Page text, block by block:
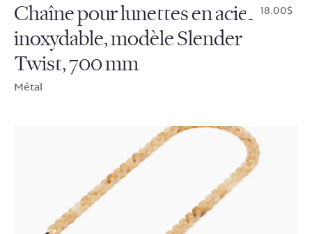
Chaîne pour lunettes en acier
inoxydable, modèle Slender
Twist, 700 mm
Métal
$18.00